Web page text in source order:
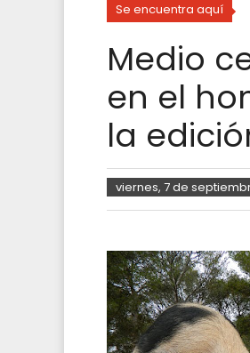
Se encuentra aquí
Medio
en el
la
viernes, 7 de